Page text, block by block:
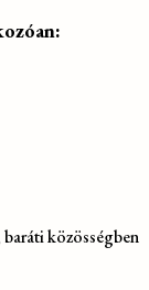
baráti közösségben